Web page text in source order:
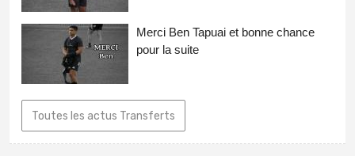
Merci Ben Tapuai et bonne chance
pour la suite
Toutes les actus Transferts